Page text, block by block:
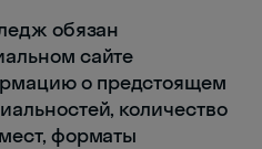
обязан
сайте
о предстоящем
количество
форматы